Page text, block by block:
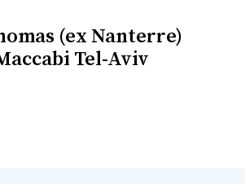
(ex Nanterre)
Tel-Aviv